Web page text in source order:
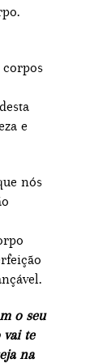
e
nós
o seu
vai te
na